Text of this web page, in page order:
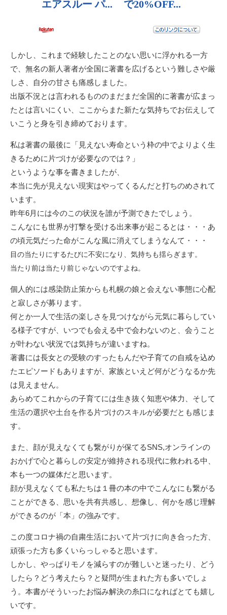
しかし、これまで経験したことのない思いに浮かれる一方
で、無名の新人著者が全国に著書を広げるという難しさや厳
しさ、自分の甘さも痛感しました。
出版不況とは言われるもののまだまだ全国的に著書が広まっ
たとは言いにくい、ここからまた新たな気持ちでお伝えして
いこうと身を引き締めております。
私は著書の最後に「見えない寿命という枠の中でよりよく生
きるために片づけが必要なのでは？」
というような事を書きましたが、
本当に先が見えない現実はやってくるんだと打ちのめされて
います。
昨年6月には今のこの状況を誰が予測できたでしょう。
こんなにも世界が打撃を受ける出来事が起こるとは・・・あ
の頃元気だった命がこんな風に消えてしまうなんて・・・
目の当たりにするたびに不安になり、気持ちも揺らぎます。
当たり前は当たり前じゃないのですよね。
個人的には感染防止策からも札幌の娘と会えない事態に心配
と寂しさが募ります。
何とか一人で生活の楽しさを見つけながら元気に暮らしてい
る様子ですが、いつでも会える中で会わないのと、会うこと
が叶わない状況では気持ちが違いますね。
著書には長女との受験のすったもんだや子育ての自戒を込め
たエピソードもありますが、家族といえど何がどうなるか先
は見えません。
あらめてこれからの子育てには生き抜く知恵や体力、そして
生活の選択や土台を作る片づけのスキルが必要だとも感じま
す。
また、顔が見えなくても繋がりが保てるSNS,オンラインの
おかげで心と暮らしの安定が維持される現代に救われる中、
本も一つの媒体だと思います。
顔が見えなくても私たちは１冊の本の中でこんなにも繋がる
ことができる、思いを共有共感し、想像し、何かを感じ理解
ができるのが「本」の強みです。
この度コロナ禍の自粛生活において片づけに向き合った方、
頑張った方も多くいらっしゃると思います。
しかし、やっぱりモノを減らすのが難しいと迷ったり、どう
したら？どう考えたら？と疑問が生まれた方も多いでしょ
う。本書がそういったお悩み解決の糸口になればとても嬉し
いです。